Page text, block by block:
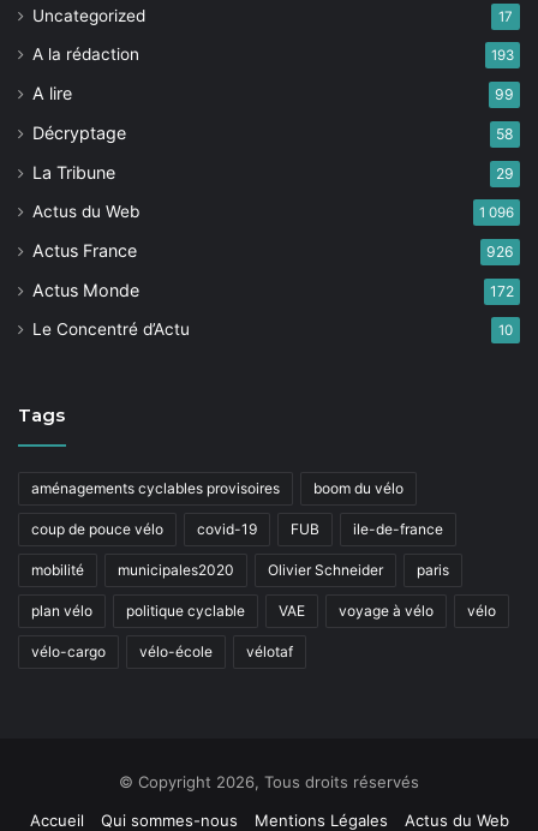
Uncategorized 17
A la rédaction 193
A lire 99
Décryptage 58
La Tribune 29
Actus du Web 1 096
Actus France 926
Actus Monde 172
Le Concentré d’Actu 10
Tags
aménagements cyclables provisoires boom du vélo
coup de pouce vélo covid-19 FUB ile-de-france
mobilité municipales2020 Olivier Schneider paris
plan vélo politique cyclable VAE voyage à vélo vélo
vélo-cargo vélo-école vélotaf
© Copyright 2026, Tous droits réservés
Accueil
Qui sommes-nous Mentions Légales Actus du Web